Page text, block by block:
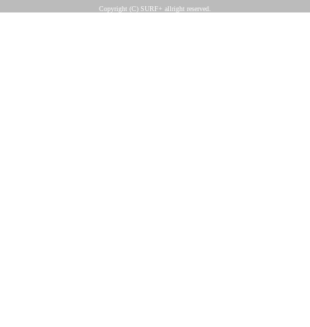
Copyright (C) SURF+ allright reserved.